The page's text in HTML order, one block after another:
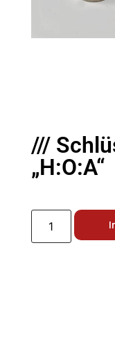
///
„H:O:A“